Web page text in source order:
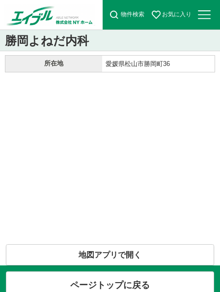
物件検索 お気に入り
勝岡よねだ内科
所在地 愛媛県松山市勝岡町36
地図アプリで開く
ページトップに戻る